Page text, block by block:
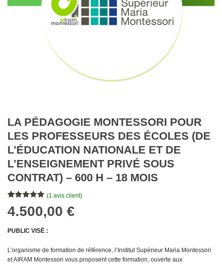
LA PÉDAGOGIE MONTESSORI POUR
LES PROFESSEURS DES ÉCOLES (DE
L’ÉDUCATION NATIONALE ET DE
L’ENSEIGNEMENT PRIVÉ SOUS
CONTRAT) – 600 H – 18 MOIS
sur 5
client
(1 avis client)
4.500,00 €
PUBLIC VISÉ :
L’organisme de formation de référence, l’Institut Supérieur Maria Montessori
et AIRAM Montessori vous proposent cette formation, ouverte aux